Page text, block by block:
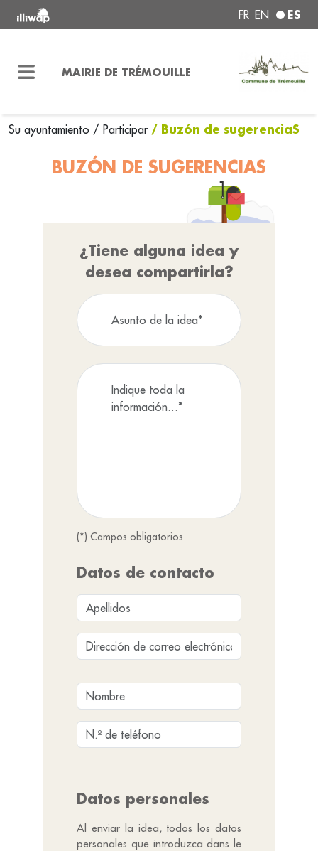
FR EN ES
MAIRIE DE TRÉMOUILLE
Su ayuntamiento / Participar / Buzón de sugerenciaS
BUZÓN DE SUGERENCIAS
¿Tiene alguna idea y
desea compartirla?
(*) Campos obligatorios
Datos de contacto
Datos personales
Al enviar la idea, todos los datos
personales que introduzca dans le